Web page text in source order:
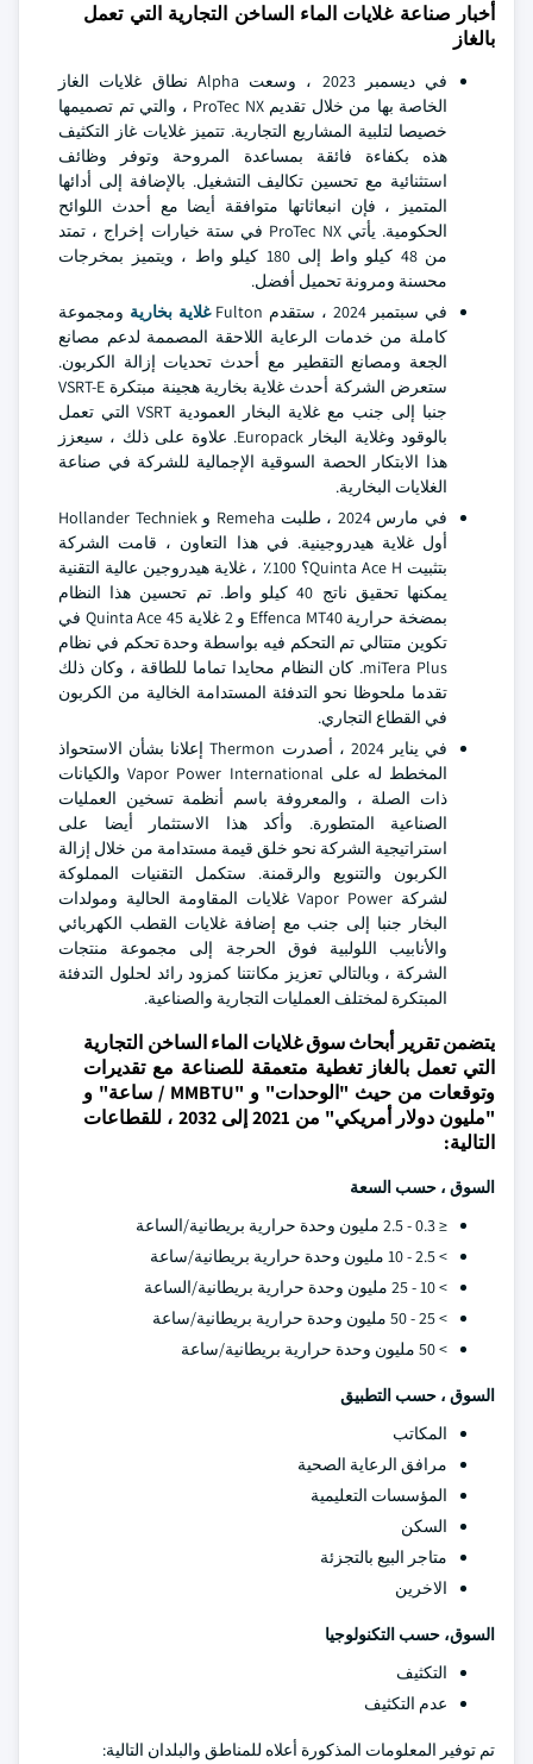
أخبار صناعة غلايات الماء الساخن التجارية التي تعمل
بالغاز
في ديسمبر 2023 ، وسعت Alpha نطاق غلايات الغاز
الخاصة بها من خلال تقديم ProTec NX ، والتي تم تصميمها
خصيصا لتلبية المشاريع التجارية. تتميز غلايات غاز التكثيف
هذه بكفاءة فائقة بمساعدة المروحة وتوفر وظائف
استثنائية مع تحسين تكاليف التشغيل. بالإضافة إلى أدائها
المتميز ، فإن انبعاثاتها متوافقة أيضا مع أحدث اللوائح
الحكومية. يأتي ProTec NX في ستة خيارات إخراج ، تمتد
من 48 كيلو واط إلى 180 كيلو واط ، ويتميز بمخرجات
محسنة ومرونة تحميل أفضل.
في سبتمبر 2024 ، ستقدم Fulton
غلاية بخارية ومجموعة
كاملة من خدمات الرعاية اللاحقة المصممة لدعم مصانع
الجعة ومصانع التقطير مع أحدث تحديات إزالة الكربون.
ستعرض الشركة أحدث غلاية بخارية هجينة مبتكرة VSRT-E
جنبا إلى جنب مع غلاية البخار العمودية VSRT التي تعمل
بالوقود وغلاية البخار Europack. علاوة على ذلك ، سيعزز
هذا الابتكار الحصة السوقية الإجمالية للشركة في صناعة
الغلايات البخارية.
في مارس 2024 ، طلبت Remeha و Hollander Techniek
أول غلاية هيدروجينية. في هذا التعاون ، قامت الشركة
بتثبيت Quinta Ace H؟ 100٪ ، غلاية هيدروجين عالية التقنية
يمكنها تحقيق ناتج 40 كيلو واط. تم تحسين هذا النظام
بمضخة حرارية Effenca MT40 و 2 غلاية Quinta Ace 45 في
تكوين متتالي تم التحكم فيه بواسطة وحدة تحكم في نظام
miTera Plus. كان النظام محايدا تماما للطاقة ، وكان ذلك
تقدما ملحوظا نحو التدفئة المستدامة الخالية من الكربون
في القطاع التجاري.
في يناير 2024 ، أصدرت Thermon إعلانا بشأن الاستحواذ
المخطط له على Vapor Power International والكيانات
ذات الصلة ، والمعروفة باسم أنظمة تسخين العمليات
الصناعية المتطورة. وأكد هذا الاستثمار أيضا على
استراتيجية الشركة نحو خلق قيمة مستدامة من خلال إزالة
الكربون والتنويع والرقمنة. ستكمل التقنيات المملوكة
لشركة Vapor Power غلايات المقاومة الحالية ومولدات
البخار جنبا إلى جنب مع إضافة غلايات القطب الكهربائي
والأنابيب اللولبية فوق الحرجة إلى مجموعة منتجات
الشركة ، وبالتالي تعزيز مكانتنا كمزود رائد لحلول التدفئة
المبتكرة لمختلف العمليات التجارية والصناعية.
يتضمن تقرير أبحاث سوق غلايات الماء الساخن التجارية
التي تعمل بالغاز تغطية متعمقة للصناعة مع تقديرات
وتوقعات من حيث "الوحدات" و "MMBTU / ساعة" و
"مليون دولار أمريكي" من 2021 إلى 2032 ، للقطاعات
التالية:
السوق ، حسب السعة
≤ 0.3 - 2.5 مليون وحدة حرارية بريطانية/الساعة
> 2.5 - 10 مليون وحدة حرارية بريطانية/ساعة
> 10 - 25 مليون وحدة حرارية بريطانية/الساعة
> 25 - 50 مليون وحدة حرارية بريطانية/ساعة
> 50 مليون وحدة حرارية بريطانية/ساعة
السوق ، حسب التطبيق
المكاتب
مرافق الرعاية الصحية
المؤسسات التعليمية
السكن
متاجر البيع بالتجزئة
الاخرين
السوق، حسب التكنولوجيا
التكثيف
عدم التكثيف
تم توفير المعلومات المذكورة أعلاه للمناطق والبلدان التالية: